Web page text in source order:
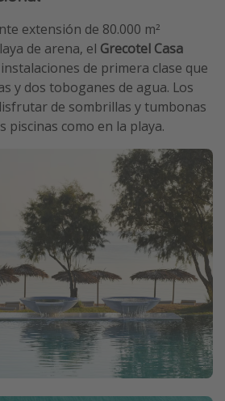
extensión de 80.000 m²
de arena, el Grecotel Casa
de primera clase que
y dos toboganes de agua. Los
de sombrillas y tumbonas
piscinas como en la playa.